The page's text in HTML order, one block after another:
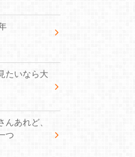
たいなら大
あれど、
つ